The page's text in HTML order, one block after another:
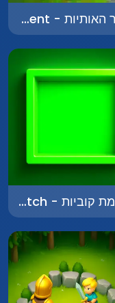
סידור האותיות - Letter Arrangement
התאמת קוביות - Cube Match